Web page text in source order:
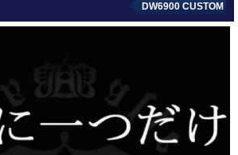
DW6900 CUSTOM